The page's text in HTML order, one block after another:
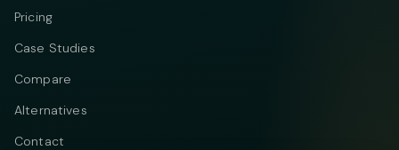
Pricing
Case Studies
Compare
Alternatives
Contact